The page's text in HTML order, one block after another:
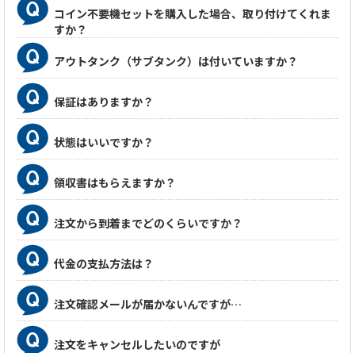
コイン不要機セットを購入した場合、取り付けてくれま
すか？
アウトタンク（サブタンク）は付いていますか？
保証はありますか？
状態はいいですか？
領収書はもらえますか？
注文から到着までどのくらいですか？
代金の支払方法は？
注文確認メールが届かないんですが…
注文をキャンセルしたいのですが